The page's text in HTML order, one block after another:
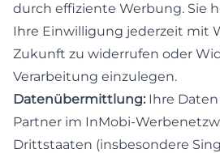
durch effiziente Werbung. Sie
Ihre Einwilligung jederzeit mit
Zukunft zu widerrufen oder
Verarbeitung einzulegen.
Datenübermittlung: Ihre
Partner im InMobi-
Drittstaaten (insbesondere